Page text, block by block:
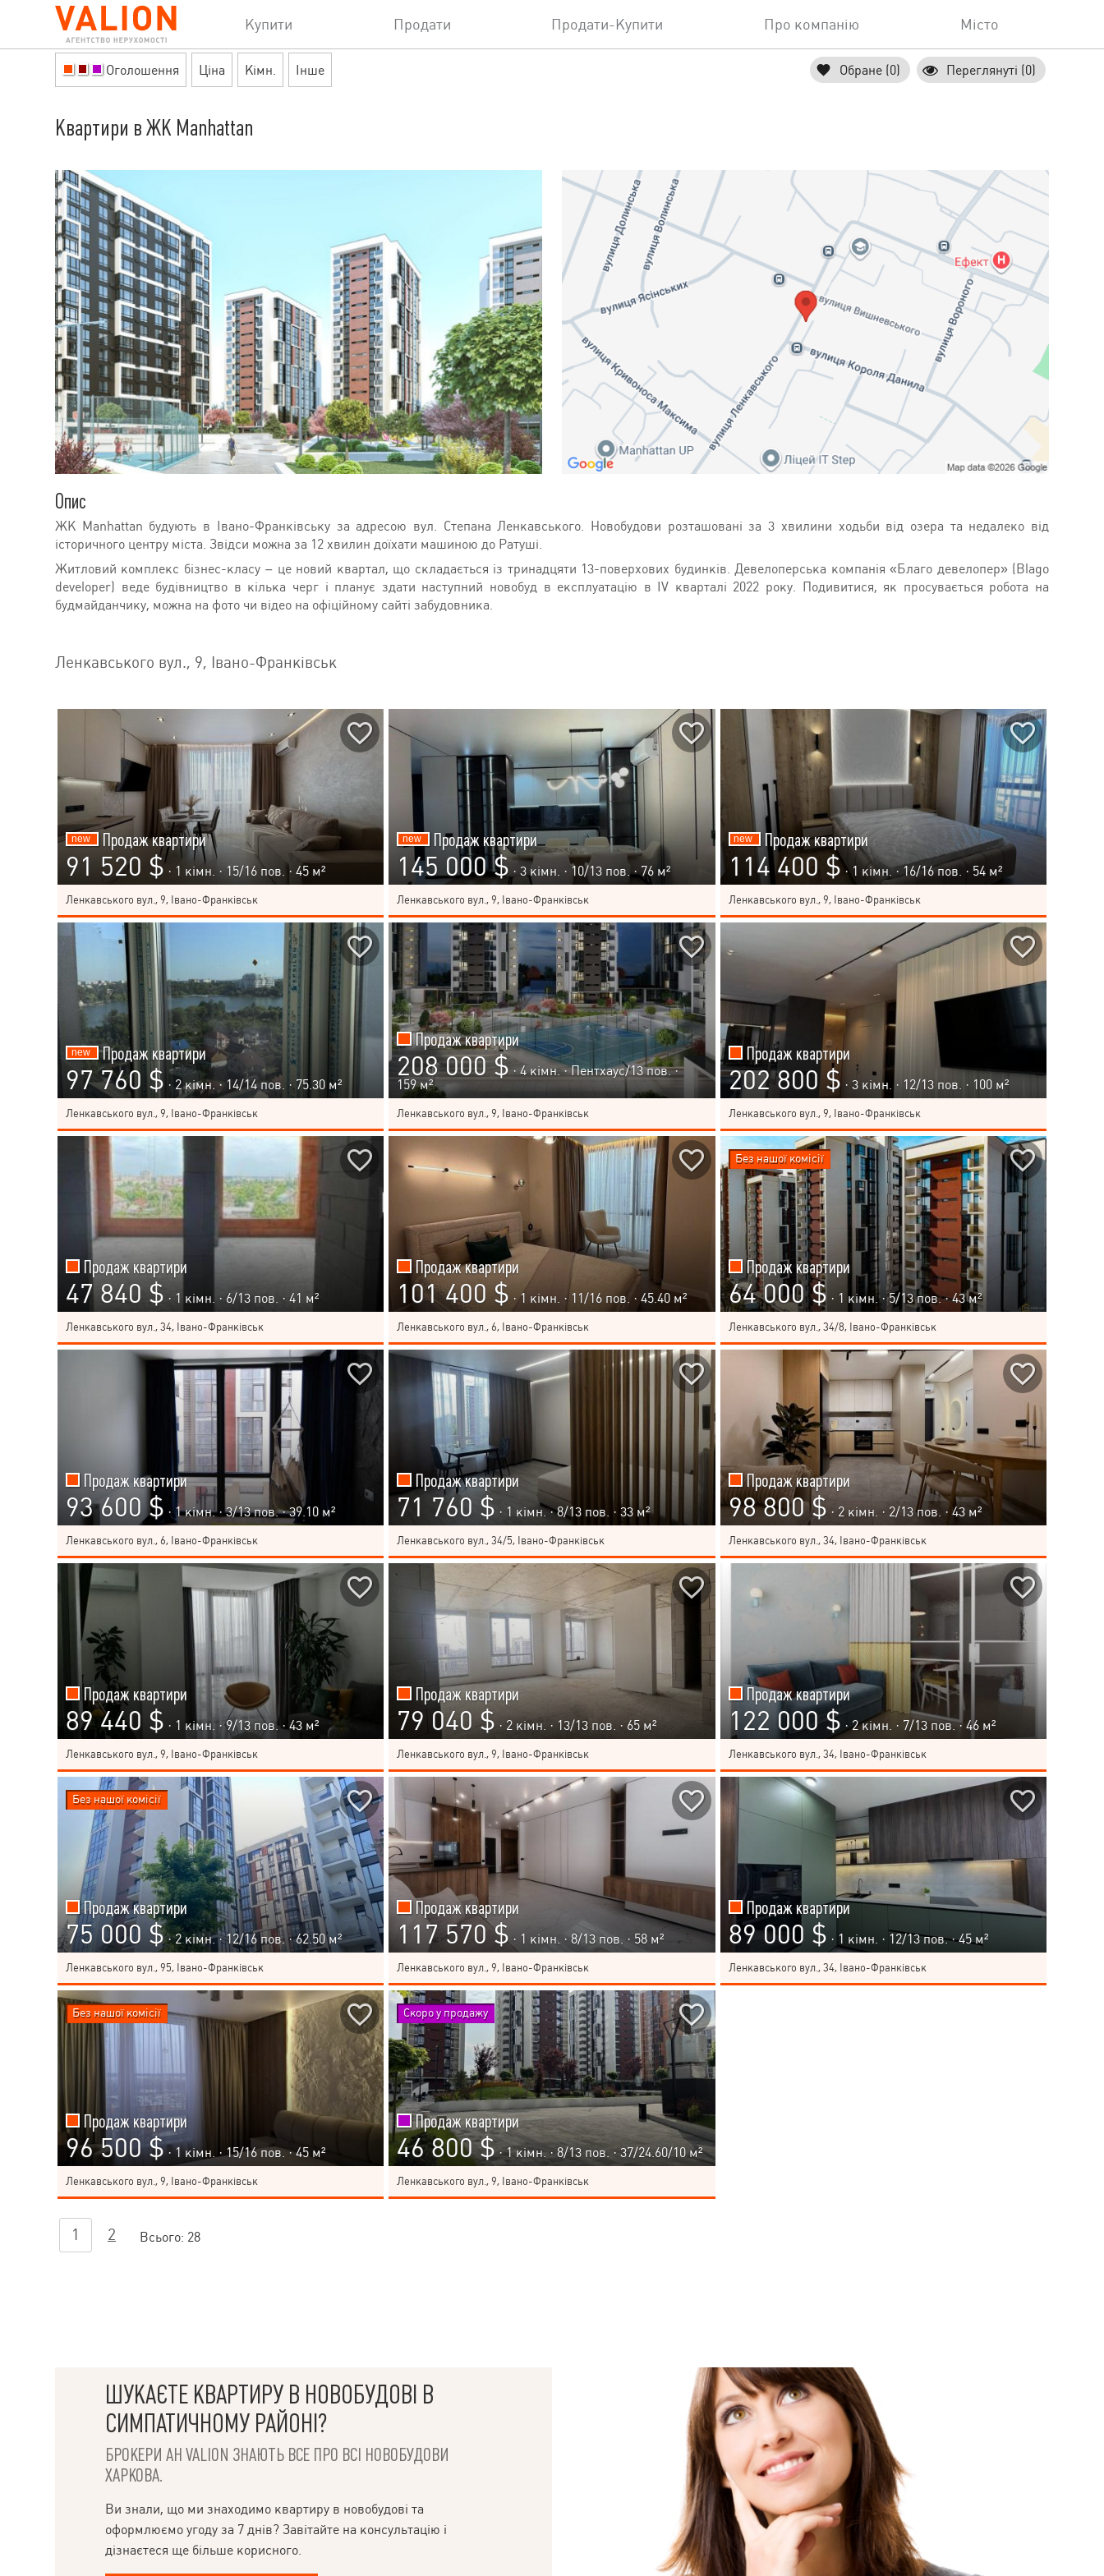
Купити Продати Продати-Купити Про компанію Місто
Оголошення Ціна Кімн. Інше Обране (0) Переглянуті (0)
Квартири в ЖК Manhattan
Опис
ЖК Manhattan будують в Івано-Франківську за адресою вул. Степана Ленкавського. Новобудови розташовані за 3 хвилини ходьби від озера та недалеко від
історичного центру міста. Звідси можна за 12 хвилин доїхати машиною до Ратуші.
Житловий комплекс бізнес-класу – це новий квартал, що складається із тринадцяти 13-поверхових будинків. Девелоперська компанія «Благо девелопер» (Blago
developer) веде будівництво в кілька черг і планує здати наступний новобуд в експлуатацію в IV кварталі 2022 року. Подивитися, як просувається робота на
будмайданчику, можна на фото чи відео на офіційному сайті забудовника.
Ленкавського вул., 9, Івано-Франківськ
Продаж квартири
91 520 $ · 1 кімн. · 15/16 пов. · 45 м²
Ленкавського вул., 9, Івано-Франківськ
Продаж квартири
145 000 $ · 3 кімн. · 10/13 пов. · 76 м²
Ленкавського вул., 9, Івано-Франківськ
Продаж квартири
114 400 $ · 1 кімн. ·16/16пов. · 54 м²
Ленкавського вул., 9, Івано-Франківськ
Продаж квартири
97 760 $ · 2 кімн. · 14/14 пов. · 75.30 м²
Ленкавського вул., 9, Івано-Франківськ
Продаж квартири
208 000 $ · 4 кімн. ·Пентхаус/13пов. ·
159 м²
Ленкавського вул., 9, Івано-Франківськ
Продаж квартири
202 800 $ · 3 кімн. · 12/13пов. · 100 м²
Ленкавського вул., 9, Івано-Франківськ
Продаж квартири
47 840 $ · 1 кімн. · 6/13 пов. · 41 м²
Ленкавського вул., 34, Івано-Франківськ
Продаж квартири
101 400 $ · 1 кімн. · 11/16 пов. · 45.40 м²
Ленкавського вул., 6, Івано-Франківськ
Продаж квартири
64 000 $ · 1 кімн. ·5/13пов. · 43 м²
Ленкавського вул., 34/8, Івано-Франківськ
Без нашої комісії
Продаж квартири
93 600 $ · 1 кімн. ·3/13пов. · 39.10 м²
Ленкавського вул., 6, Івано-Франківськ
Продаж квартири
71 760 $ · 1 кімн. ·8/13 пов. · 33 м²
Ленкавського вул., 34/5, Івано-Франківськ
Продаж квартири
98 800 $ · 2 кімн. · 2/13пов. · 43 м²
Ленкавського вул., 34, Івано-Франківськ
Продаж квартири
89 440 $ · 1 кімн. ·9/13 пов. · 43 м²
Ленкавського вул., 9, Івано-Франківськ
Продаж квартири
79 040 $ · 2 кімн. · 13/13 пов. · 65 м²
Ленкавського вул., 9, Івано-Франківськ
Продаж квартири
122 000 $ · 2 кімн. · 7/13пов. · 46 м²
Ленкавського вул., 34, Івано-Франківськ
Продаж квартири
75 000 $ · 2 кімн. ·12/16 пов. · 62.50 м²
Ленкавського вул., 95, Івано-Франківськ
Без нашої комісії
Продаж квартири
117 570 $ · 1 кімн. ·8/13 пов. · 58 м²
Ленкавського вул., 9, Івано-Франківськ
Продаж квартири
89 000 $ · 1 кімн. · 12/13пов. · 45 м²
Ленкавського вул., 34, Івано-Франківськ
Продаж квартири
96 500 $ · 1 кімн. ·15/16пов. · 45 м²
Ленкавського вул., 9, Івано-Франківськ
Без нашої комісії
Продаж квартири
46 800 $ · 1 кімн. ·8/13 пов. · 37/24.60/10 м²
Ленкавського вул., 9, Івано-Франківськ
Скоро у продажу
1 2 Всього: 28
ШУКАЄТЕ КВАРТИРУ В НОВОБУДОВІ В
СИМПАТИЧНОМУ РАЙОНІ?
БРОКЕРИ АН VALION ЗНАЮТЬ ВСЕ ПРО ВСІ НОВОБУДОВИ
ХАРКОВА.
Ви знали, що ми знаходимо квартиру в новобудові та
оформлюємо угоду за 7 днів? Завітайте на консультацію і
дізнаєтеся ще більше корисного.